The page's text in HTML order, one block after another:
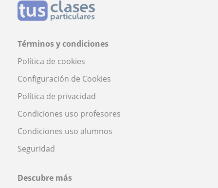
Términos y condiciones
Política de cookies
Configuración de Cookies
Política de privacidad
Condiciones uso profesores
Condiciones uso alumnos
Seguridad
Descubre más